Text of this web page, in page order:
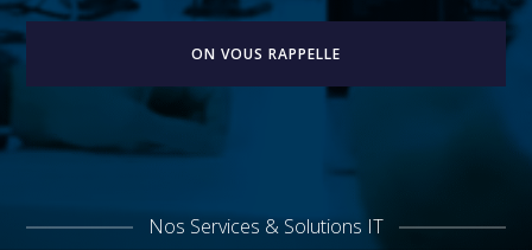
Nos Services & Solutions IT